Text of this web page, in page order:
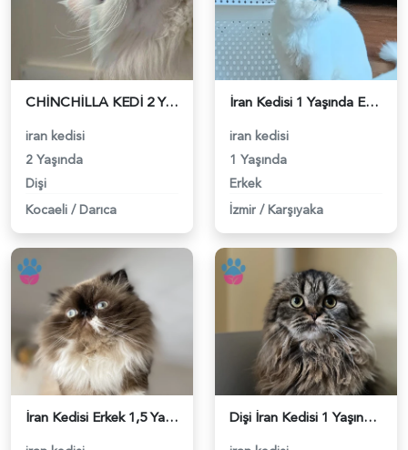
CHİNCHİLLA KEDİ 2 YAŞINDA - 118984536
iran kedisi
2 Yaşında
Dişi
Kocaeli / Darıca
İran Kedisi 1 Yaşında Eş Arıyor - 118984327
iran kedisi
1 Yaşında
Erkek
İzmir / Karşıyaka
İran Kedisi Erkek 1,5 Yaşında - 118984267 Dişi İran Kedisi 1 Yaşında Eş Arıyor - 118984238